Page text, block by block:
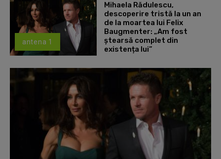
antena 1
Mihaela Rădulescu,
descoperire tristă la un an
de la moartea lui Felix
Baugmenter: „Am fost
ștearsă complet din
existența lui”